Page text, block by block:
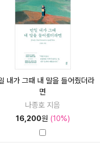
내가 그때 내 말을 들어줬더라
면
나종호 지음
16,200원 (10%)